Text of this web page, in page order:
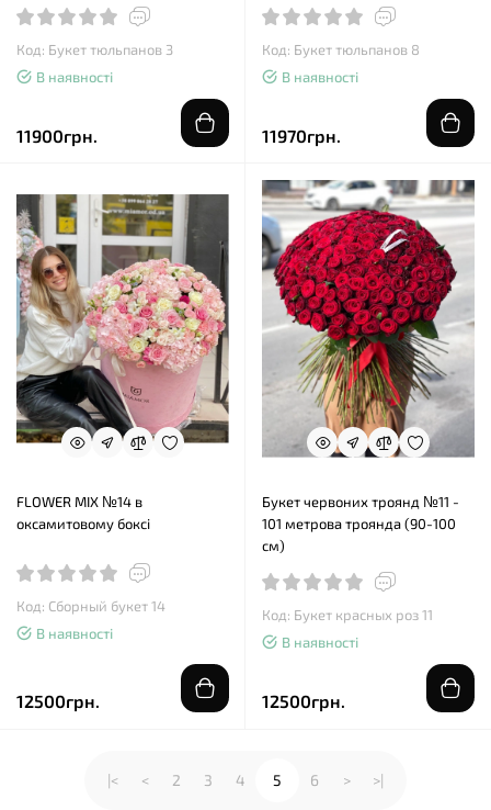
Код: Букет тюльпанов 3
В наявності
11900грн.
Код: Букет тюльпанов 8
В наявності
11970грн.
FLOWER MIX №14 в
оксамитовому боксі
Код: Сборный букет 14
В наявності
12500грн.
Букет червоних троянд №11 -
101 метрова троянда (90-100
см)
Код: Букет красных роз 11
В наявності
12500грн.
|< < 2 3 4 5 6 > >|